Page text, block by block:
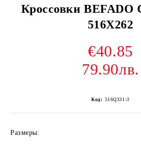
Кроссовки BEFADO
516X262
€40.85
79.90лв.
Код: 516Q331-3
Размеры: